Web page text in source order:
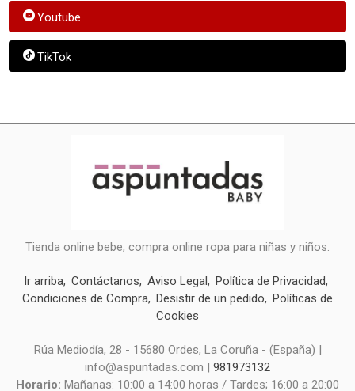
Youtube
TikTok
Tienda online bebe, compra online ropa para niñas y niños.
Ir arriba Contáctanos Aviso Legal
Política de Privacidad
Condiciones de Compra Desistir de un pedido
Políticas de
Cookies
Rúa Mediodía, 28 - 15680 Ordes, La Coruña - (España) |
info@aspuntadas.com | 981973132
Horario: Mañanas: 10:00 a 14:00 horas / Tardes; 16:00 a 20:00